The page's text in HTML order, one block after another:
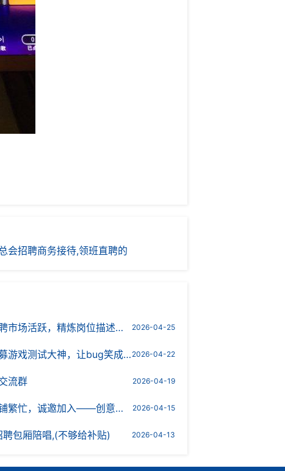
会招聘商务接待,领班直聘的
2026-04-25
活跃，精炼岗位描述需求）
2026-04-22
测试大神，让bug笑成虫样！）
2026-04-19
流群
2026-04-15
诚邀加入——创意招聘文案示例）
2026-04-13
包厢陪唱,(不够给补贴)